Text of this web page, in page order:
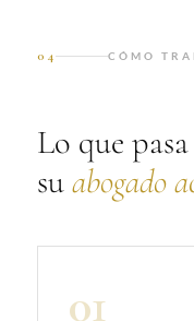
04 CÓMO
Lo que
suabogado
01